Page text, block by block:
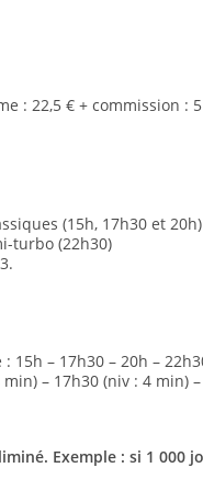
: 22,5 € + commission :
(15h, 17h30 et 20h)
turbo (22h30)
15h – 17h30 – 20h –
– 17h30 (niv : 4 min)
Exemple : si 1